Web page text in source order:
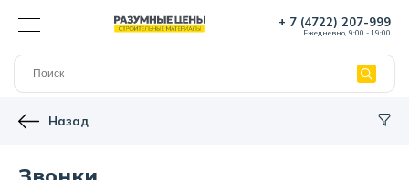
+ 7 (4722) 207-999
Ежедневно, 9:00 - 19:00
Назад